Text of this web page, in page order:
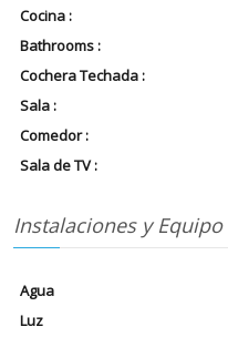
Cocina :
Bathrooms :
Cochera Techada :
Sala :
Comedor :
Sala de TV :
Instalaciones y Equipo
Agua
Luz